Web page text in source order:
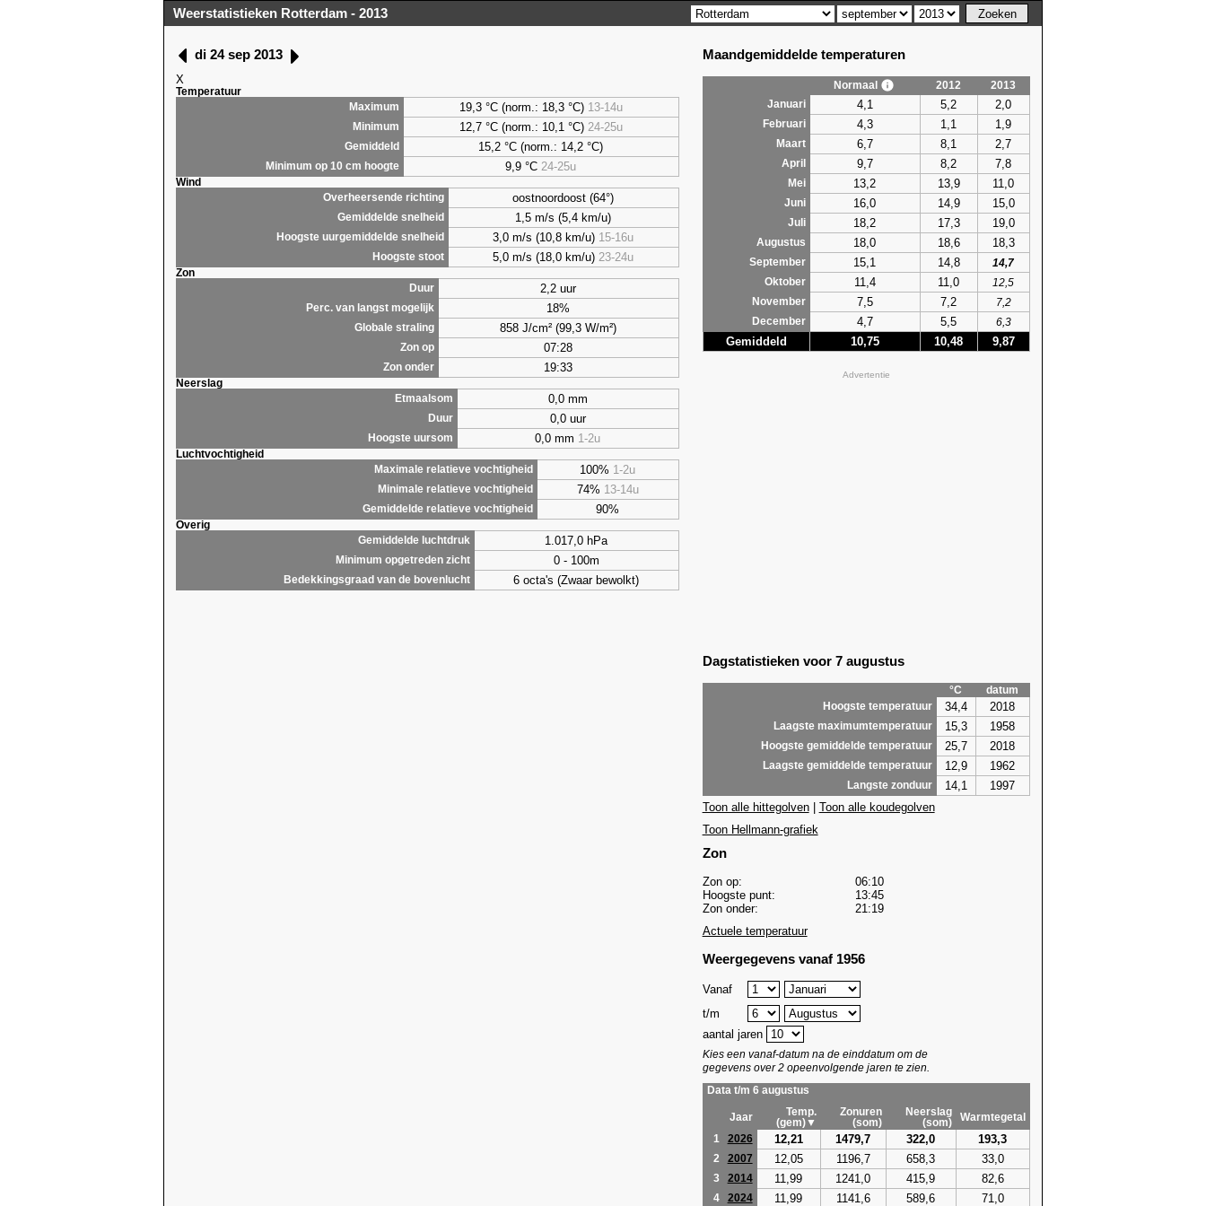
Weerstatistieken Rotterdam - 2013
di 24 sep 2013
X
Temperatuur
Maximum
19,3 °C (norm.: 18,3 °C) 13-14u
Minimum 12,7 °C (norm.: 10,1 °C) 24-25u
Gemiddeld 15,2 °C (norm.: 14,2 °C)
Minimum op 10 cm hoogte 9,9 °C 24-25u
Wind
Overheersende richting
oostnoordoost (64°)
Gemiddelde snelheid 1,5 m/s (5,4 km/u)
Hoogste uurgemiddelde snelheid 3,0 m/s (10,8 km/u) 15-16u
Hoogste stoot 5,0 m/s (18,0 km/u) 23-24u
Zon
Duur
2,2 uur
Perc. van langst mogelijk 18%
Globale straling 858 J/cm² (99,3 W/m²)
Zon op 07:28
Zon onder 19:33
Neerslag
Etmaalsom
0,0 mm
Duur 0,0 uur
Hoogste uursom 0,0 mm 1-2u
Luchtvochtigheid
Maximale relatieve vochtigheid
100% 1-2u
Minimale relatieve vochtigheid 74% 13-14u
Gemiddelde relatieve vochtigheid 90%
Overig
Gemiddelde luchtdruk
1.017,0 hPa
Minimum opgetreden zicht 0 - 100m
Bedekkingsgraad van de bovenlucht 6 octa's (Zwaar bewolkt)
Maandgemiddelde temperaturen
Normaal 2012
2013
Januari
4,1 5,2 2,0
Februari 4,3 1,1 1,9
Maart 6,7 8,1 2,7
April 9,7 8,2 7,8
Mei 13,2 13,9 11,0
Juni 16,0 14,9 15,0
Juli 18,2 17,3 19,0
Augustus 18,0 18,6 18,3
September 15,1 14,8
14,7
Oktober
11,4 11,0
12,5
November
7,5 7,2
7,2
December
4,7 5,5 6,3
Gemiddeld 10,75 10,48 9,87
Advertentie
Dagstatistieken voor 7 augustus
°C
datum
Hoogste temperatuur
34,4 2018
Laagste maximumtemperatuur 15,3 1958
Hoogste gemiddelde temperatuur 25,7 2018
Laagste gemiddelde temperatuur 12,9 1962
Langste zonduur 14,1
1997
Toon alle hittegolven| Toon alle koudegolven
Toon Hellmann-grafiek
Zon
Zon op:
06:10
Hoogste punt:
13:45
Zon onder:
21:19
Actuele temperatuur
Weergegevens vanaf 1956
Vanaf
t/m
aantal jaren
Kies een vanaf-datum na de einddatum om de
gegevens over 2 opeenvolgende jaren te zien.
Data t/m 6 augustus
Jaar
Temp.
(gem)▼
Zonuren
(som)
Neerslag
(som)
Warmtegetal
1
2026 12,21 1479,7 322,0 193,3
2 2007 12,05 1196,7 658,3 33,0
3 2014 11,99 1241,0 415,9 82,6
4 2024 11,99 1141,6 589,6 71,0